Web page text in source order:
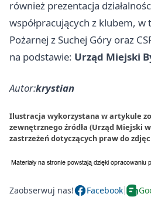
również prezentacja
współpracujących z klubem,
Pożarnej z Suchej Góry oraz
na podstawie: Urząd Miejski
Autor:krystian
Ilustracja wykorzystana w artykule
zewnętrznego źródła (Urząd Miejski
zastrzeżeń dotyczących praw do
Zaobserwuj nas! Facebook